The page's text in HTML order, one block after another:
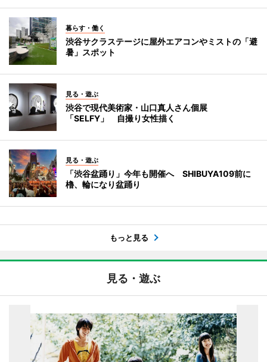
暮らす・働く
渋谷サクラステージに屋外エアコンやミストの「避
暑」スポット
見る・遊ぶ
渋谷で現代美術家・山口真人さん個展
「SELFY」 自撮り女性描く
見る・遊ぶ
「渋谷盆踊り」今年も開催へ SHIBUYA109前に
櫓、輪になり盆踊り
もっと見る
見る・遊ぶ